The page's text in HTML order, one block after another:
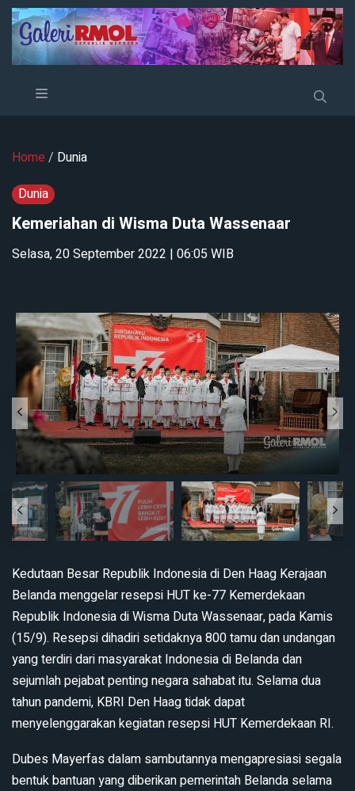
Home / Dunia
Dunia
Kemeriahan di Wisma Duta Wassenaar
Selasa, 20 September 2022 | 06:05 WIB
Kedutaan Besar Republik Indonesia di Den Haag Kerajaan
Belanda menggelar resepsi HUT ke-77 Kemerdekaan
Republik Indonesia di Wisma Duta Wassenaar, pada Kamis
(15/9). Resepsi dihadiri setidaknya 800 tamu dan undangan
yang terdiri dari masyarakat Indonesia di Belanda dan
sejumlah pejabat penting negara sahabat itu. Selama dua
tahun pandemi, KBRI Den Haag tidak dapat
menyelenggarakan kegiatan resepsi HUT Kemerdekaan RI.
Dubes Mayerfas dalam sambutannya mengapresiasi segala
bentuk bantuan yang diberikan pemerintah Belanda selama